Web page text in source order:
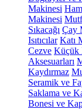
Makinesi
Makinesi
Sıkacağı Çay
Isıtıcılar Katı
Cezve Küçük
Aksesuarları
Kaydırmaz
Seramik ve
Saklama ve
Bonesi ve